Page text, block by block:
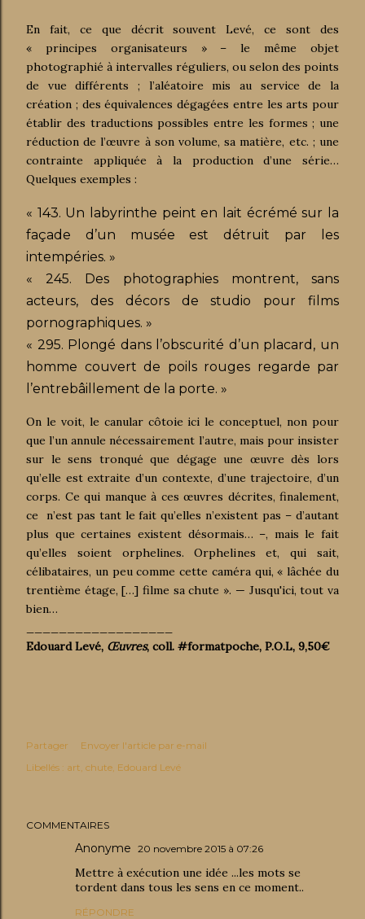
En fait, ce que décrit souvent Levé, ce sont des
« principes organisateurs » – le même objet
photographié à intervalles réguliers, ou selon des points
de vue différents ; l’aléatoire mis au service de la
création ; des équivalences dégagées entre les arts pour
établir des traductions possibles entre les formes ; une
réduction de l’œuvre à son volume, sa matière, etc. ; une
contrainte appliquée à la production d’une série…
Quelques exemples :
« 143. Un labyrinthe peint en lait écrémé sur la
façade d’un musée est détruit par les
intempéries. »
« 245. Des photographies montrent, sans
acteurs, des décors de studio pour films
pornographiques. »
« 295. Plongé dans l’obscurité d’un placard, un
homme couvert de poils rouges regarde par
l’entrebâillement de la porte. »
On le voit, le canular côtoie ici le conceptuel, non pour
que l’un annule nécessairement l’autre, mais pour insister
sur le sens tronqué que dégage une œuvre dès lors
qu’elle est extraite d’un contexte, d’une trajectoire, d’un
corps. Ce qui manque à ces œuvres décrites, finalement,
ce
n’est pas tant le fait qu’elles n’existent pas – d’autant
plus que certaines existent désormais… –, mais le fait
qu’elles soient orphelines. Orphelines et, qui sait,
célibataires, un peu comme cette caméra qui, « lâchée du
trentième étage, […] filme sa chute ». — Jusqu'ici, tout va
bien…
Edouard Levé, Œuvres, coll. #formatpoche, P.O.L, 9,50€
Partager
Envoyer l'article par e-mail
Libellés : art chute Edouard Levé
COMMENTAIRES
Anonyme 20 novembre 2015 à 07:26
Mettre à exécution une idée ...les mots se
tordent dans tous les sens en ce moment..
RÉPONDRE